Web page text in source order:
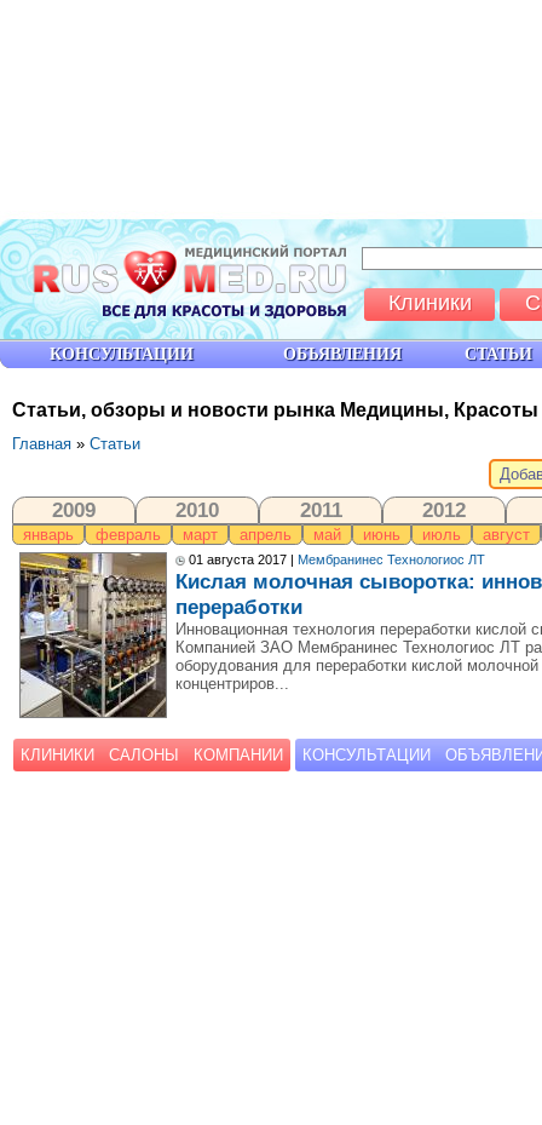
Статьи, обзоры и новости рынка Медицины,
Главная » Статьи
2009 2010 2011 2012
январь февраль март апрель май июнь июль август
01 августа 2017 | Мембранинес Технологиос ЛТ
Кислая молочная сыворотка:
переработки
Инновационная технология переработки кислой
Компанией ЗАО Мембранинес Технологиос ЛТ
оборудования для переработки кислой
концентриров...
КЛИНИКИ САЛОНЫ КОМПАНИИ КОНСУЛЬТАЦИИ
КОНСУЛЬТАЦИИ ОБЪЯВЛЕНИЯ СТАТЬИ
Клиники